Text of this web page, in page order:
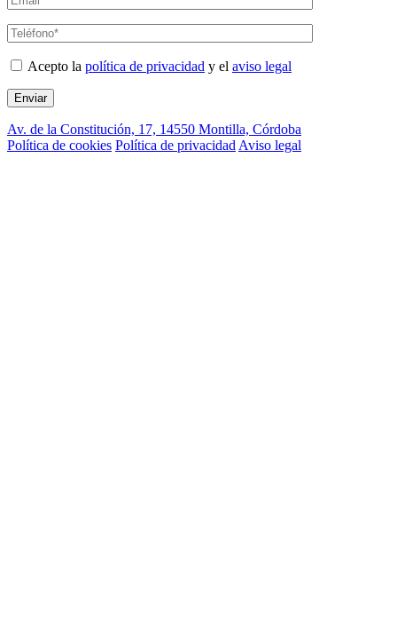
Acepto la política de privacidad y el aviso legal
Av. de la Constitución, 17, 14550 Montilla, Córdoba
Política de cookies Política de privacidad Aviso legal